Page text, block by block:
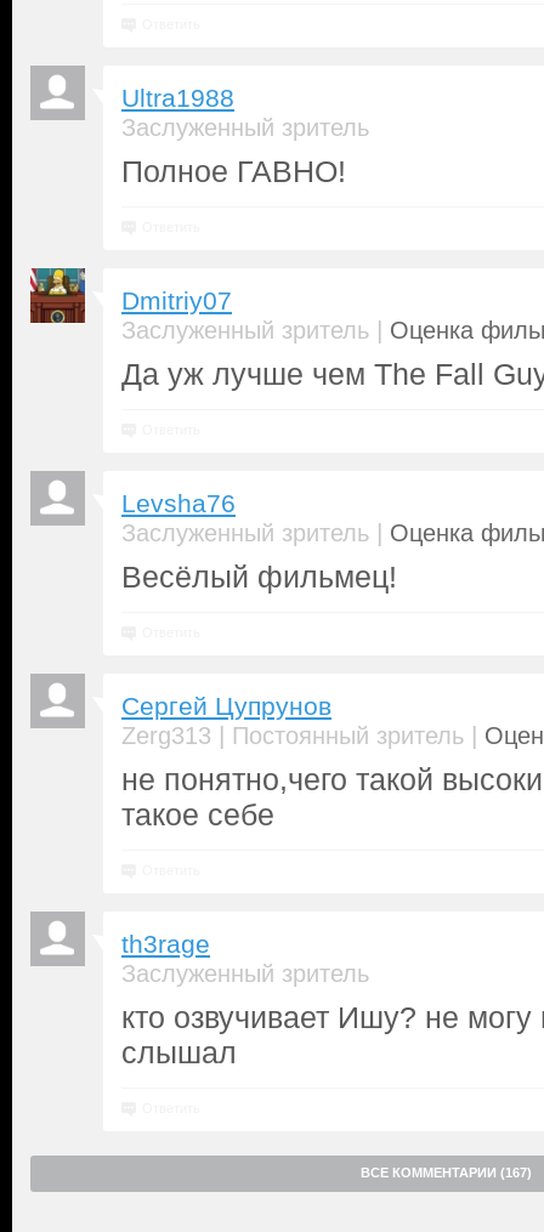
Ultra1988
Заслуженный зритель
Полное ГАВНО!
Dmitriy07
Заслуженный зритель | Оценка
Да уж лучше чем The Fall
Levsha76
Заслуженный зритель | Оценка
Весёлый фильмец!
Cергей Цупрунов
Zerg313 | Постоянный зритель |
не понятно,чего такой
такое себе
th3rage
Заслуженный зритель
кто озвучивает Ишу? не
слышал
ВСЕ КОММЕНТАРИИ (167)